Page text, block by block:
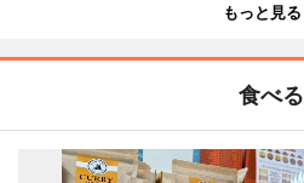
もっと見る
食べる